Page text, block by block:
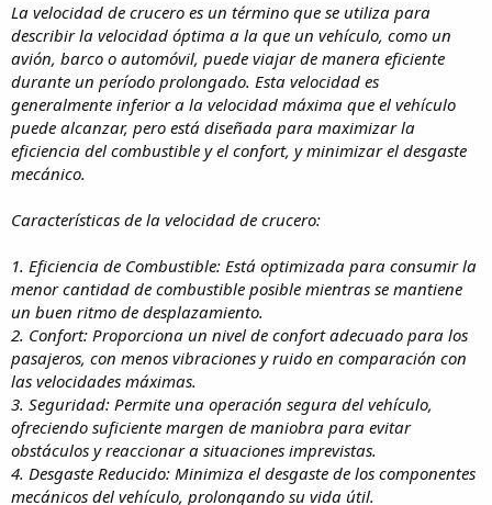
La velocidad de crucero es un término que se utiliza para
describir la velocidad óptima a la que un vehículo, como un
avión, barco o automóvil, puede viajar de manera eficiente
durante un período prolongado. Esta velocidad es
generalmente inferior a la velocidad máxima que el vehículo
puede alcanzar, pero está diseñada para maximizar la
eficiencia del combustible y el confort, y minimizar el desgaste
mecánico.
Características de la velocidad de crucero:
1. Eficiencia de Combustible: Está optimizada para consumir la
menor cantidad de combustible posible mientras se mantiene
un buen ritmo de desplazamiento.
2. Confort: Proporciona un nivel de confort adecuado para los
pasajeros, con menos vibraciones y ruido en comparación con
las velocidades máximas.
3. Seguridad: Permite una operación segura del vehículo,
ofreciendo suficiente margen de maniobra para evitar
obstáculos y reaccionar a situaciones imprevistas.
4. Desgaste Reducido: Minimiza el desgaste de los componentes
mecánicos del vehículo, prolongando su vida útil.